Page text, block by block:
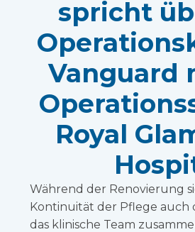
spricht
Vanguard
Royal
Während der Renovierung
Kontinuität der Pflege auch
das klinische Team